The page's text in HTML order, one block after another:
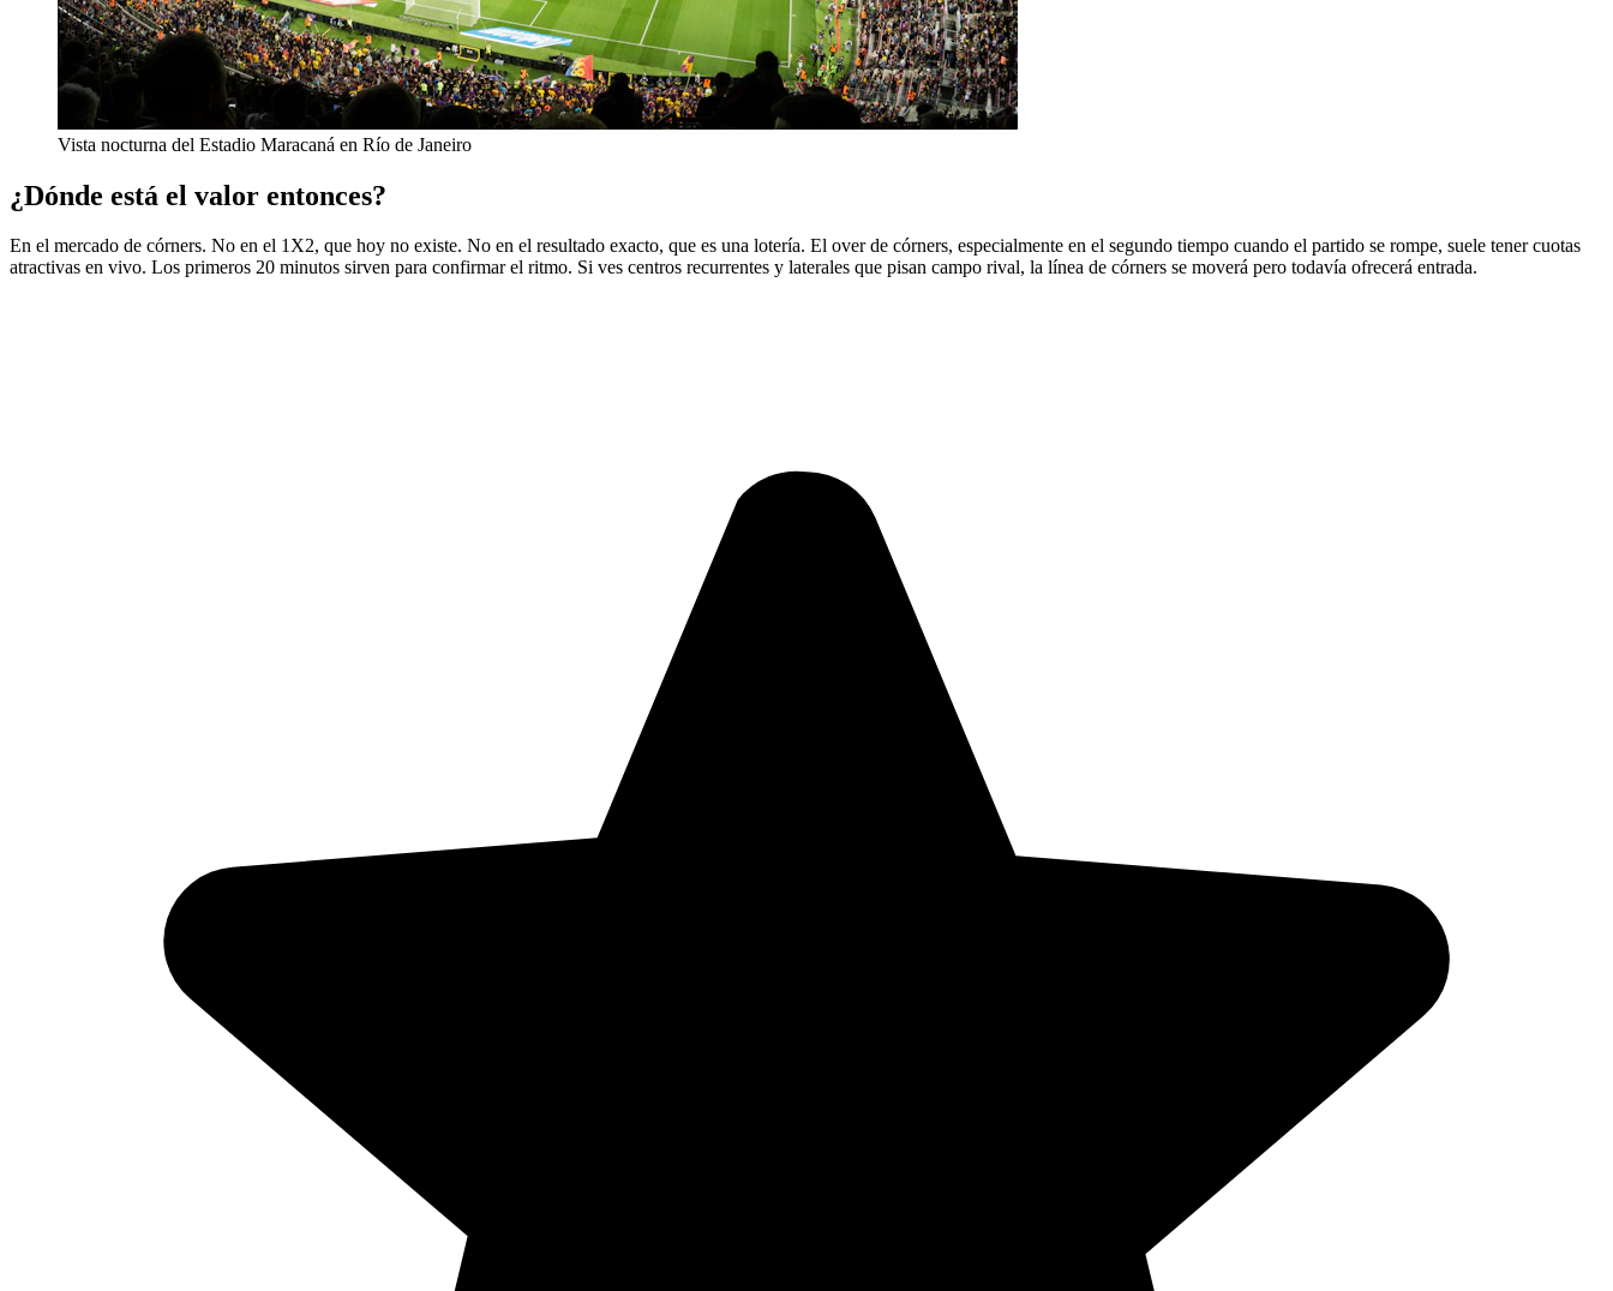
Vista nocturna del Estadio Maracaná en Río de Janeiro
¿Dónde está el valor entonces?
En el mercado de córners. No en el 1X2, que hoy no existe. No en el resultado exacto, que es una lotería. El over de córners, especialmente en el segundo tiempo cuando el partido se rompe, suele tener cuotas
atractivas en vivo. Los primeros 20 minutos sirven para confirmar el ritmo. Si ves centros recurrentes y laterales que pisan campo rival, la línea de córners se moverá pero todavía ofrecerá entrada.